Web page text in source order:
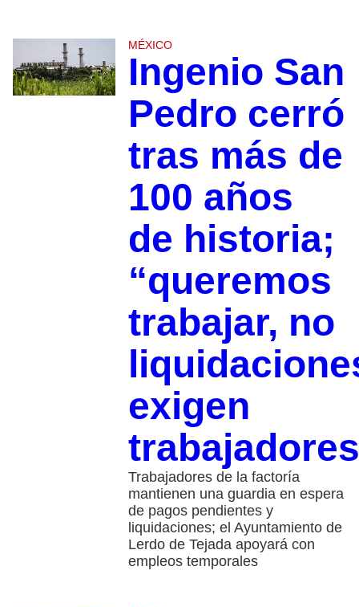
MÉXICO
Ingenio San
Pedro cerró
tras más de
100 años
de historia;
“queremos
trabajar, no
exigen
trabajadores
Trabajadores de la factoría
mantienen una guardia en espera
de pagos pendientes y
liquidaciones; el Ayuntamiento de
Lerdo de Tejada apoyará con
empleos temporales